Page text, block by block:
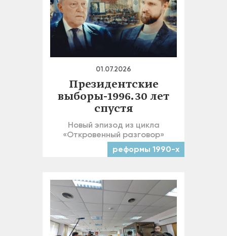
01.07.2026
Президентские
выборы-1996. 30 лет
спустя
Новый эпизод из цикла
«Откровенный разговор»
реформы 1990-х